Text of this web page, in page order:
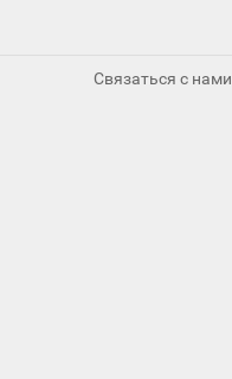
Связаться с нами